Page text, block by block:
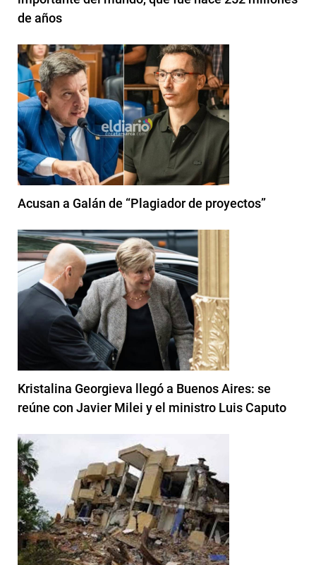
de años
Acusan a Galán de “Plagiador de proyectos”
Kristalina Georgieva llegó a Buenos Aires: se
reúne con Javier Milei y el ministro Luis Caputo